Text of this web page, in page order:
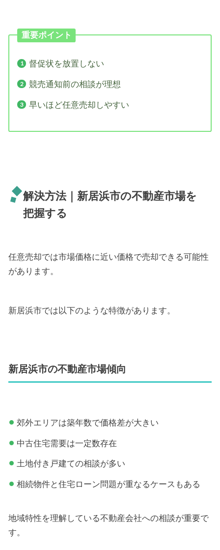
重要ポイント
督促状を放置しない
競売通知前の相談が理想
早いほど任意売却しやすい
解決方法｜新居浜市の不動産市場を
把握する
任意売却では市場価格に近い価格で売却できる可能性
があります。
新居浜市では以下のような特徴があります。
新居浜市の不動産市場傾向
郊外エリアは築年数で価格差が大きい
中古住宅需要は一定数存在
土地付き戸建ての相談が多い
相続物件と住宅ローン問題が重なるケースもある
地域特性を理解している不動産会社への相談が重要で
す。